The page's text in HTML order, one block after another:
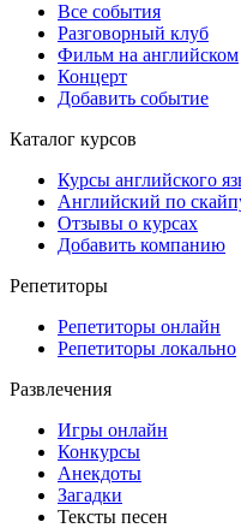
Все события
Разговорный клуб
Фильм на английском
Концерт
Добавить событие
Каталог курсов
Курсы английского
Английский по
Отзывы о курсах
Добавить компанию
Репетиторы
Репетиторы онлайн
Репетиторы локально
Развлечения
Игры онлайн
Конкурсы
Анекдоты
Загадки
Тексты песен